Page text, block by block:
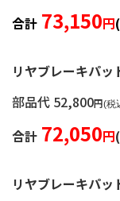
合計 73,150円
リヤブレーキパ
部品代 52,800円(税
合計 72,050円
リヤブレーキパ